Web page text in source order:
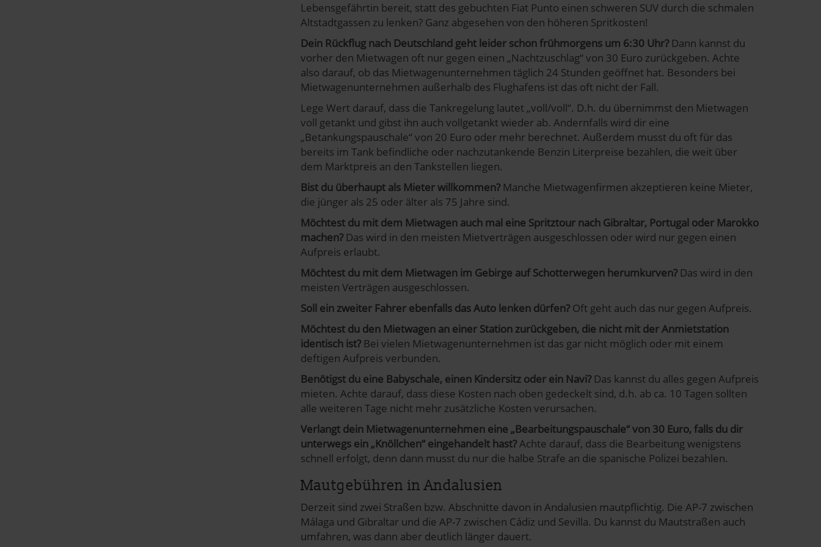
Impressum
Lebensgefährtin bereit, statt des gebuchten Fiat Punto einen schweren SUV durch die schmalen
Altstadtgassen zu lenken? Ganz abgesehen von den höheren Spritkosten!
Dein Rückflug nach Deutschland geht leider schon frühmorgens um 6:30 Uhr? Dann kannst du
vorher den Mietwagen oft nur gegen einen „Nachtzuschlag“ von 30 Euro zurückgeben. Achte
also darauf, ob das Mietwagenunternehmen täglich 24 Stunden geöffnet hat. Besonders bei
Mietwagenunternehmen außerhalb des Flughafens ist das oft nicht der Fall.
Lege Wert darauf, dass die Tankregelung lautet „voll/voll“. D.h. du übernimmst den Mietwagen
voll getankt und gibst ihn auch vollgetankt wieder ab. Andernfalls wird dir eine
„Betankungspauschale“ von 20 Euro oder mehr berechnet. Außerdem musst du oft für das
bereits im Tank befindliche oder nachzutankende Benzin Literpreise bezahlen, die weit über
dem Marktpreis an den Tankstellen liegen.
Bist du überhaupt als Mieter willkommen? Manche Mietwagenfirmen akzeptieren keine Mieter,
die jünger als 25 oder älter als 75 Jahre sind.
Möchtest du mit dem Mietwagen auch mal eine Spritztour nach Gibraltar, Portugal oder Marokko
machen? Das wird in den meisten Mietverträgen ausgeschlossen oder wird nur gegen einen
Aufpreis erlaubt.
Möchtest du mit dem Mietwagen im Gebirge auf Schotterwegen herumkurven? Das wird in den
meisten Verträgen ausgeschlossen.
Soll ein zweiter Fahrer ebenfalls das Auto lenken dürfen? Oft geht auch das nur gegen Aufpreis.
Möchtest du den Mietwagen an einer Station zurückgeben, die nicht mit der Anmietstation
identisch ist? Bei vielen Mietwagenunternehmen ist das gar nicht möglich oder mit einem
deftigen Aufpreis verbunden.
Benötigst du eine Babyschale, einen Kindersitz oder ein Navi? Das kannst du alles gegen Aufpreis
mieten. Achte darauf, dass diese Kosten nach oben gedeckelt sind, d.h. ab ca. 10 Tagen sollten
alle weiteren Tage nicht mehr zusätzliche Kosten verursachen.
Verlangt dein Mietwagenunternehmen eine „Bearbeitungspauschale“ von 30 Euro, falls du dir
unterwegs ein „Knöllchen“ eingehandelt hast?Achte darauf, dass die Bearbeitung wenigstens
schnell erfolgt, denn dann musst du nur die halbe Strafe an die spanische Polizei bezahlen.
Mautgebühren in Andalusien
Derzeit sind zwei Straßen bzw. Abschnitte davon in Andalusien mautpflichtig. Die AP-7 zwischen
Málaga und Gibraltar und die AP-7 zwischen Cádiz und Sevilla. Du kannst du Mautstraßen auch
umfahren, was dann aber deutlich länger dauert.